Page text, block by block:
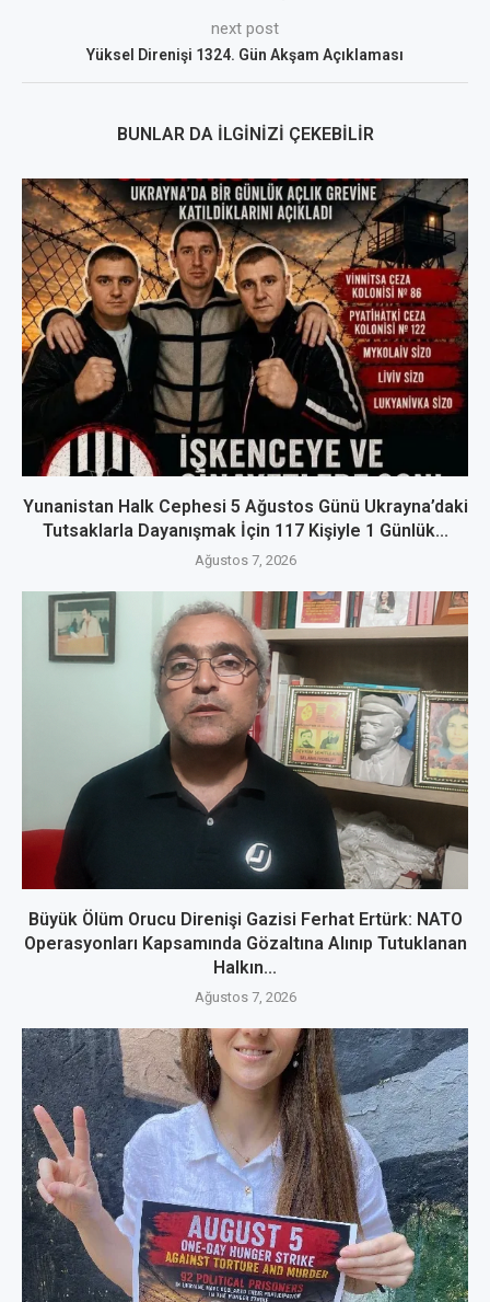
next post
Yüksel Direnişi 1324. Gün Akşam Açıklaması
BUNLAR DA İLGINIZI ÇEKEBILIR
Yunanistan Halk Cephesi 5 Ağustos Günü Ukrayna’daki
Tutsaklarla Dayanışmak İçin 117 Kişiyle 1 Günlük...
Ağustos 7, 2026
Büyük Ölüm Orucu Direnişi Gazisi Ferhat Ertürk: NATO
Operasyonları Kapsamında Gözaltına Alınıp Tutuklanan
Halkın...
Ağustos 7, 2026